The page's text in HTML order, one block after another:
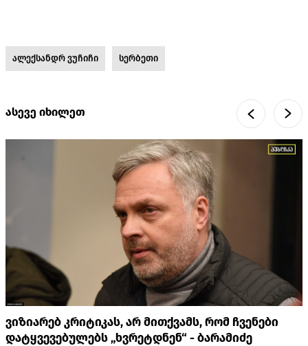
ალექსანდრ ვუჩიჩი სერბეთი
ასევე იხილეთ
ვიზიარებ კრიტიკას, არ მითქვამს, რომ ჩვენები
დატყვევებულებს „ხვრეტდნენ“ - ბარამიძე